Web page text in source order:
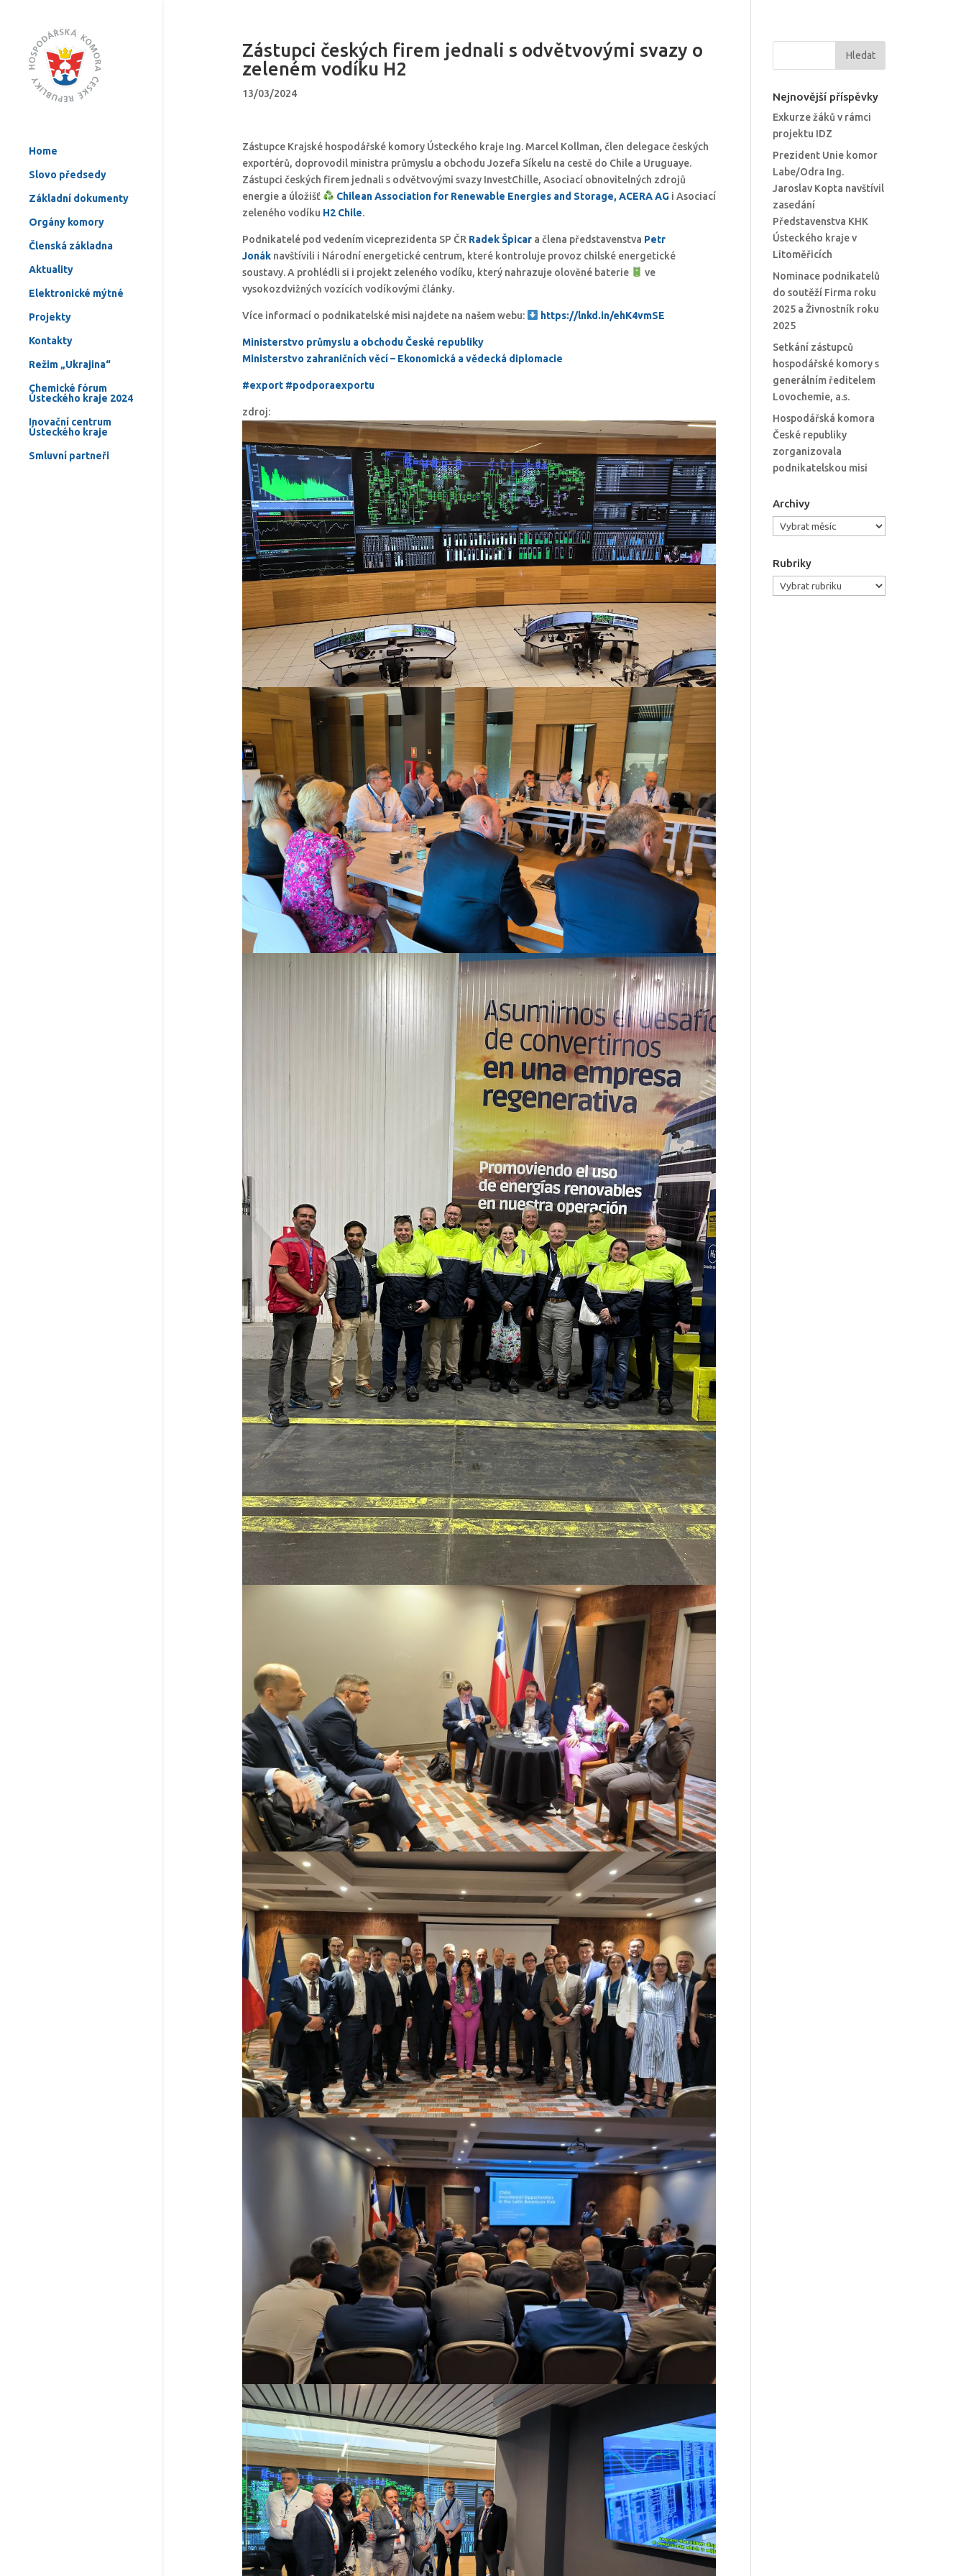
Home
Slovo předsedy
Základní dokumenty
Orgány komory
Členská základna
Aktuality
Elektronické mýtné
Projekty
Kontakty
Režim „Ukrajina“
Chemické fórum
Ústeckého kraje 2024
Inovační centrum
Ústeckého kraje
Smluvní partneři
Zástupci českých firem jednali s odvětvovými svazy o
zeleném vodíku H2
13/03/2024
Zástupce Krajské hospodářské komory Ústeckého kraje Ing. Marcel Kollman, člen delegace českých
exportérů, doprovodil ministra průmyslu a obchodu Jozefa Síkelu na cestě do Chile a Uruguaye.
Zástupci českých firem jednali s odvětvovými svazy InvestChille, Asociací obnovitelných zdrojů
energie a úložišť
Chilean Association for Renewable Energies and Storage, ACERA AGi Asociací
zeleného vodíku H2 Chile.
Podnikatelé pod vedením viceprezidenta SP ČR Radek Špicara člena představenstva Petr
Jonáknavštívili i Národní energetické centrum, které kontroluje provoz chilské energetické
soustavy. A prohlédli si i projekt zeleného vodíku, který nahrazuje olověné baterie
ve
vysokozdvižných vozících vodíkovými články.
Více informací o podnikatelské misi najdete na našem webu: https://lnkd.in/ehK4vmSE
Ministerstvo průmyslu a obchodu České republiky
Ministerstvo zahraničních věcí – Ekonomická a vědecká diplomacie
#export #podporaexportu
zdroj:
Nejnovější příspěvky
Exkurze žáků v rámci
projektu IDZ
Prezident Unie komor
Labe/Odra Ing.
Jaroslav Kopta navštívil
zasedání
Představenstva KHK
Ústeckého kraje v
Litoměřicích
Nominace podnikatelů
do soutěží Firma roku
2025 a Živnostník roku
2025
Setkání zástupců
hospodářské komory s
generálním ředitelem
Lovochemie, a.s.
Hospodářská komora
České republiky
zorganizovala
podnikatelskou misi
Archivy
Archivy
Rubriky
Rubriky